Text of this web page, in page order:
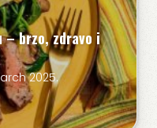
– brzo, zdravo i
2025.